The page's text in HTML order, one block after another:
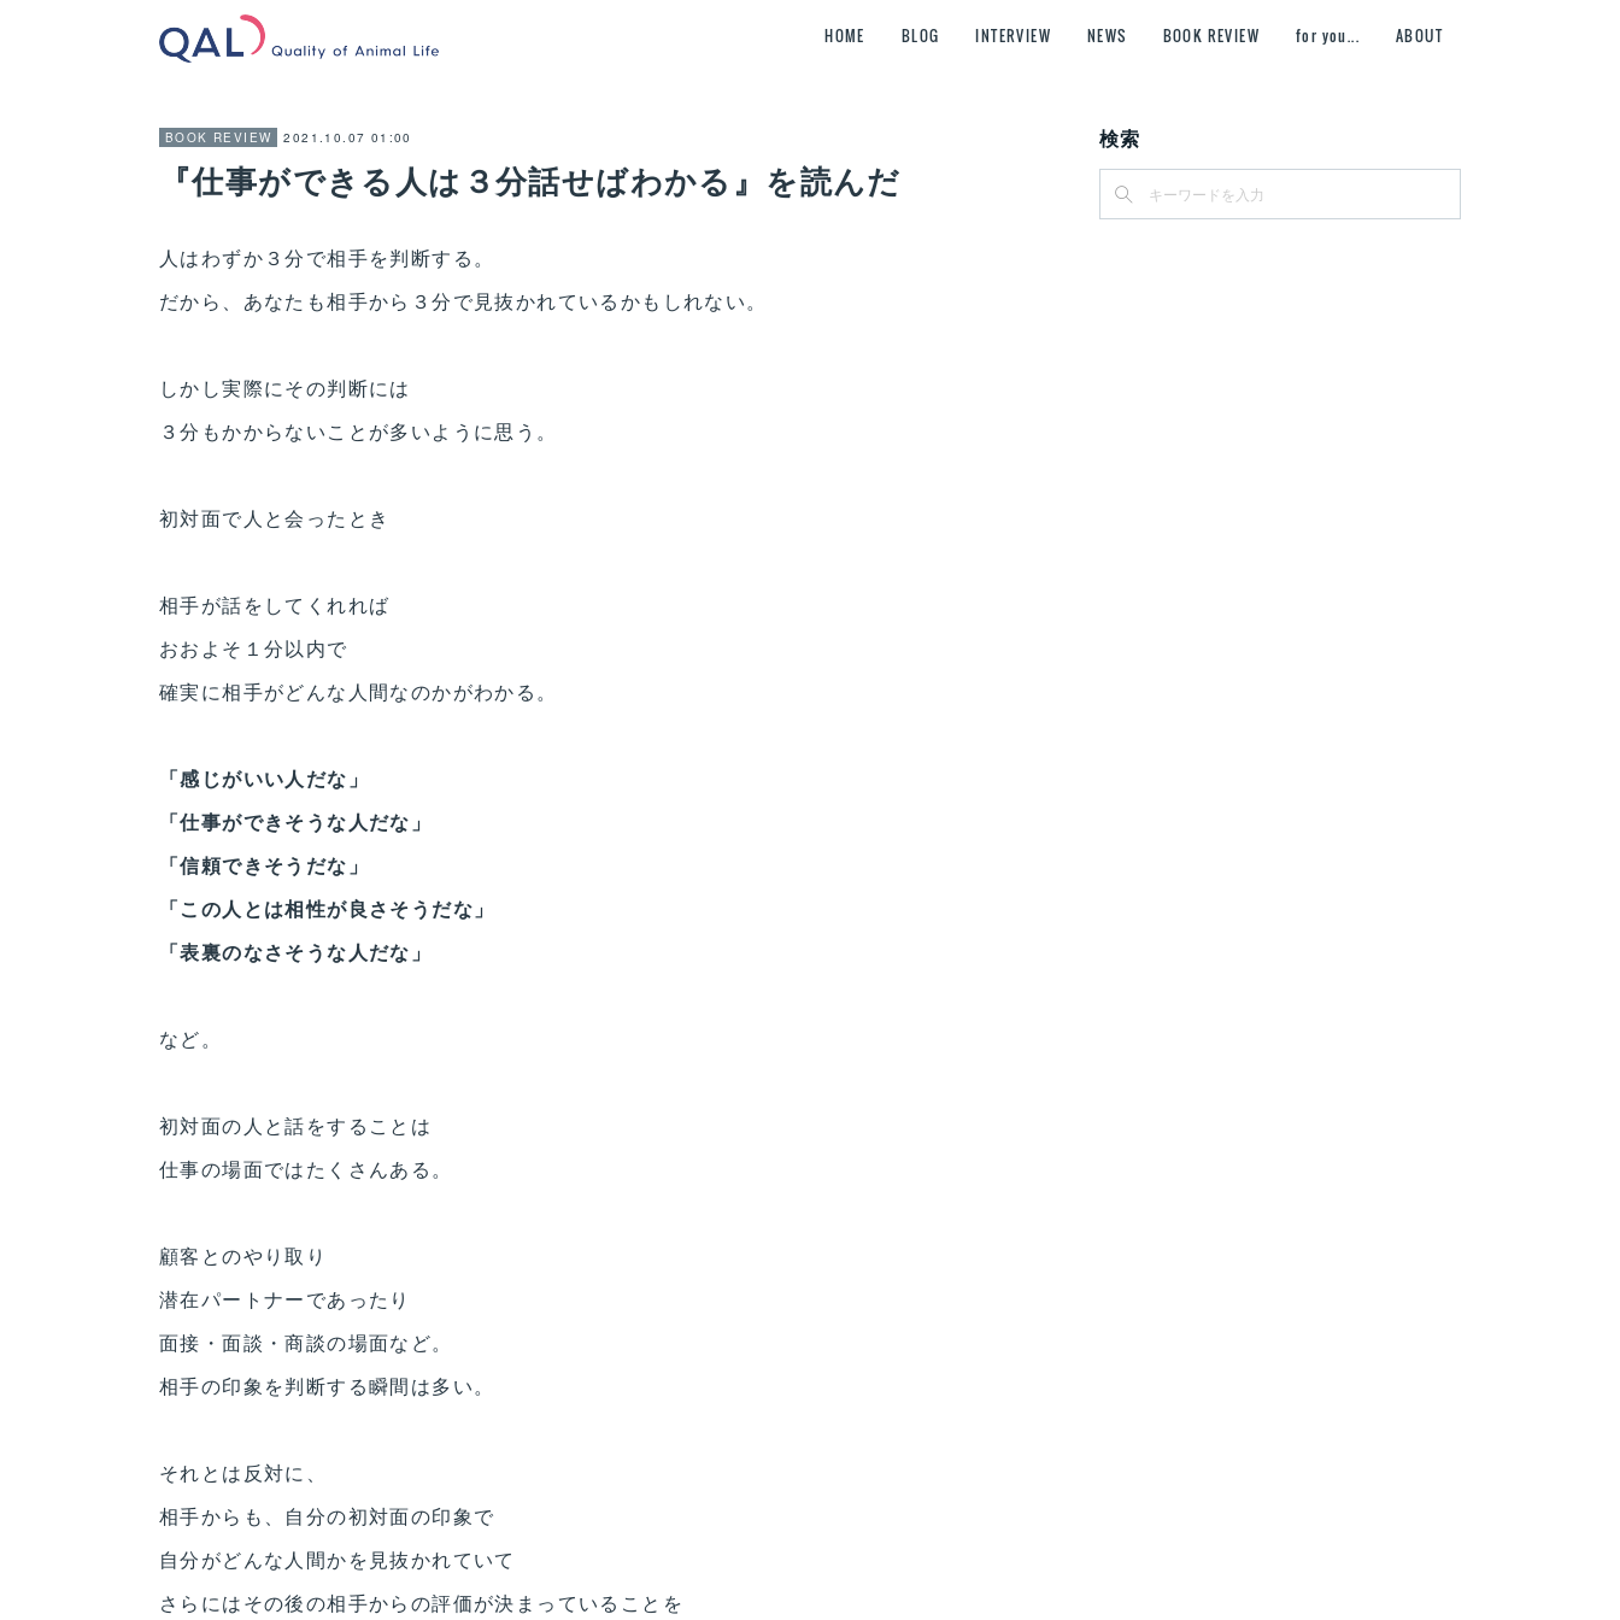
HOME BLOG INTERVIEW NEWS BOOK REVIEW for you... ABOUT
BOOK REVIEW 2021.10.07 01:00
『仕事ができる人は３分話せばわかる』を読んだ
人はわずか３分で相手を判断する。
だから、あなたも相手から３分で見抜かれているかもしれない。
しかし実際にその判断には
３分もかからないことが多いように思う。
初対面で人と会ったとき
相手が話をしてくれれば
おおよそ１分以内で
確実に相手がどんな人間なのかがわかる。
「感じがいい人だな」
「仕事ができそうな人だな」
「信頼できそうだな」
「この人とは相性が良さそうだな」
「表裏のなさそうな人だな」
など。
初対面の人と話をすることは
仕事の場面ではたくさんある。
顧客とのやり取り
潜在パートナーであったり
面接・面談・商談の場面など。
相手の印象を判断する瞬間は多い。
それとは反対に、
相手からも、自分の初対面の印象で
自分がどんな人間かを見抜かれていて
さらにはその後の相手からの評価が決まっていることを
検索